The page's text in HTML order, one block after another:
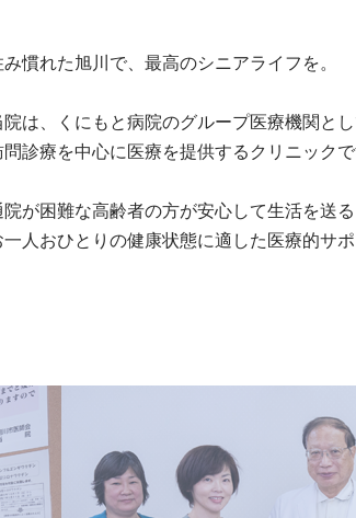
慣れた旭川で、最高のシニアライフを。
院は、くにもと病院のグループ医療機関と
診療を中心に医療を提供するクリニック
院が困難な高齢者の方が安心して生活を送
一人おひとりの健康状態に適した医療的サ